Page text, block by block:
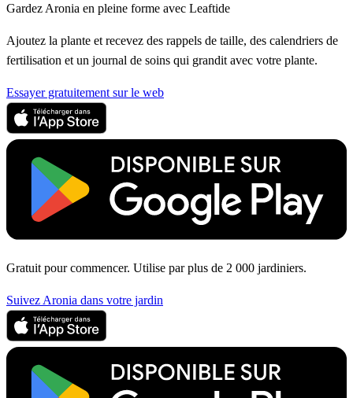
Gardez Aronia en pleine forme avec Leaftide
Ajoutez la plante et recevez des rappels de taille, des calendriers de
fertilisation et un journal de soins qui grandit avec votre plante.
Essayer gratuitement sur le web
Gratuit pour commencer. Utilise par plus de 2 000 jardiniers.
Suivez Aronia dans votre jardin